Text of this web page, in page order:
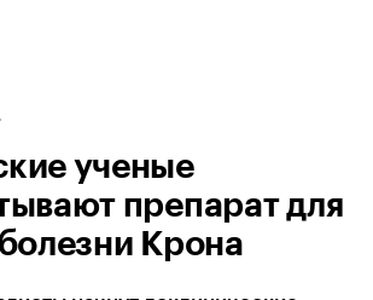
ученые
препарат для
Крона